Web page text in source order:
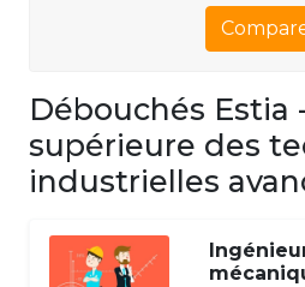
Débouchés Estia
supérieure des
industrielles